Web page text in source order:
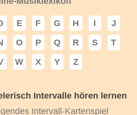
E F G H I
J
O P Q R S
T
W X Y Z
Intervalle hören lernen